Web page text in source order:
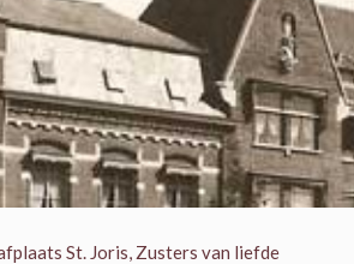
St. Joris, Zusters van liefde